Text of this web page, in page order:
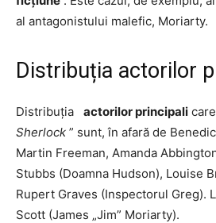
al antagonistului malefic, Moriarty.
Distribuția actorilor
Distribuția actorilor principali
Sherlock ” sunt, în afară de
Martin Freeman, Amanda
Stubbs (Doamna Hudson), Louise
Rupert Graves (Inspectorul Greg).
Scott (James „Jim” Moriarty).